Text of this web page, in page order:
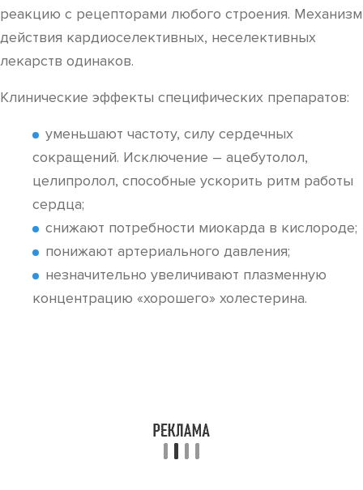
реакцию с рецепторами любого строения. Механизм
действия кардиоселективных, неселективных
лекарств одинаков.
Клинические эффекты специфических препаратов:
уменьшают частоту, силу сердечных
сокращений. Исключение – ацебутолол,
целипролол, способные ускорить ритм работы
сердца;
снижают потребности миокарда в кислороде;
понижают артериального давления;
незначительно увеличивают плазменную
концентрацию «хорошего» холестерина.